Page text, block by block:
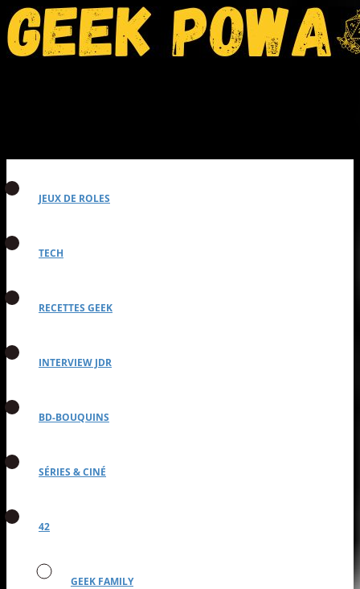
JEUX DE ROLES
TECH
RECETTES GEEK
INTERVIEW JDR
BD-BOUQUINS
SÉRIES & CINÉ
42
GEEK FAMILY